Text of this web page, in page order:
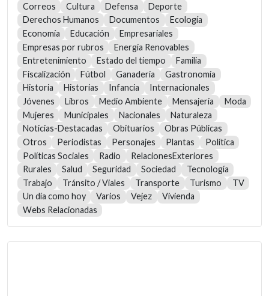
Correos
Cultura Defensa
Deporte
Derechos Humanos
Documentos
Ecología
Economía
Educación
Empresariales
Empresas por rubros
Energía Renovables
Entretenimiento
Estado del tiempo
Familia
Fiscalización
Fútbol Ganadería
Gastronomía
Historia
Historias Infancia
Internacionales
Jóvenes
Libros Medio Ambiente Mensajería
Moda
Mujeres
Municipales Nacionales
Naturaleza
Noticias-Destacadas
Obituarios
Obras Públicas
Otros
Periodistas Personajes Plantas
Política
Políticas Sociales
Radio
RelacionesExteriores
Rurales
Salud Seguridad Sociedad
Tecnología
Trabajo
Tránsito / Viales Transporte Turismo
TV
Un día como hoy
Varios Vejez
Vivienda
Webs Relacionadas